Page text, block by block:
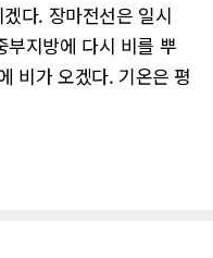
다. 장마전선은 일시
부지방에 다시 비를 뿌
비가 오겠다. 기온은 평